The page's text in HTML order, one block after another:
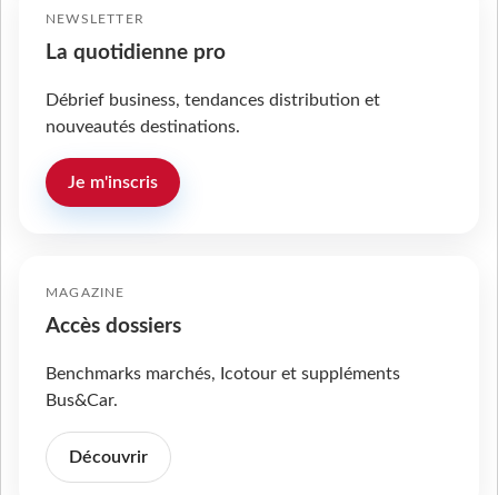
NEWSLETTER
La quotidienne pro
Débrief business, tendances distribution et
nouveautés destinations.
Je m'inscris
MAGAZINE
Accès dossiers
Benchmarks marchés, Icotour et suppléments
Bus&Car.
Découvrir